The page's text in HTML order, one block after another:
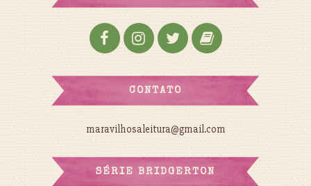
CONTATO
maravilhosaleitura@gmail.com
SÉRIE BRIDGERTON